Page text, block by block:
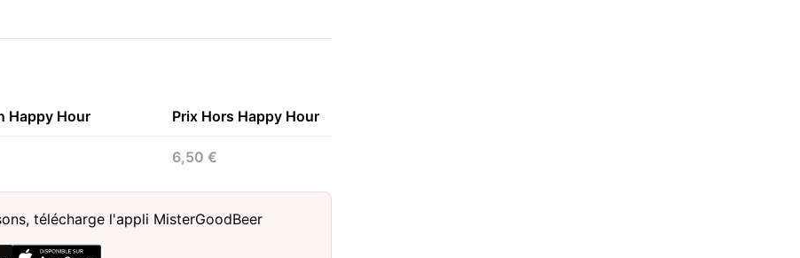
Happy Hour Prix Hors Happy Hour
6,50 €
télécharge l'appli MisterGoodBeer